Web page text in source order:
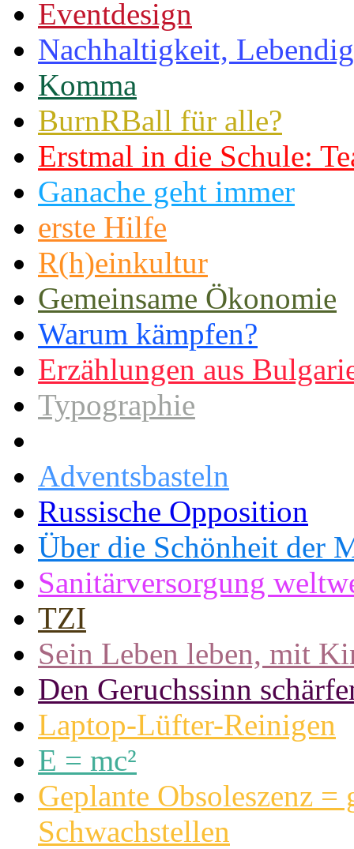
Eventdesign
Nachhaltigkeit,
Komma
BurnRBall für alle?
Erstmal in die Schule:
Ganache geht immer
erste Hilfe
R(h)einkultur
Gemeinsame Ökonomie
Warum kämpfen?
Erzählungen aus
Typographie
Adventsbasteln
Russische Opposition
Über die Schönheit der
Sanitärversorgung
TZI
Sein Leben leben, mit
Den Geruchssinn
Laptop-Lüfter-Reinigen
E = mc²
Geplante Obsoleszenz
Schwachstellen